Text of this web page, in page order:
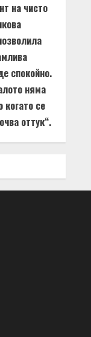
на чисто
спокойно.
няма
когато се
оттук“.